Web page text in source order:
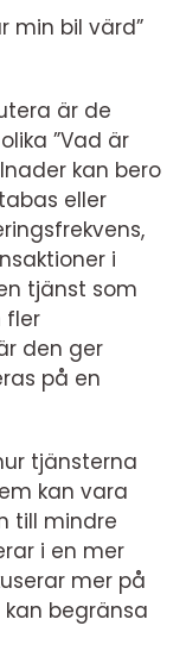
min bil värd”
är de
”Vad är
kan bero
eller
i
tjänst som
fler
den ger
på en
tjänsterna
kan vara
till mindre
i en mer
mer på
begränsa